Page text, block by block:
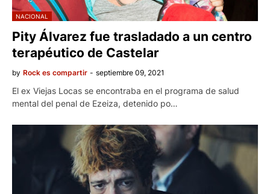
NACIONAL
Pity Álvarez fue trasladado a un centro
terapéutico de Castelar
by Rock es compartir - septiembre 09, 2021
El ex Viejas Locas se encontraba en el programa de salud
mental del penal de Ezeiza, detenido po…